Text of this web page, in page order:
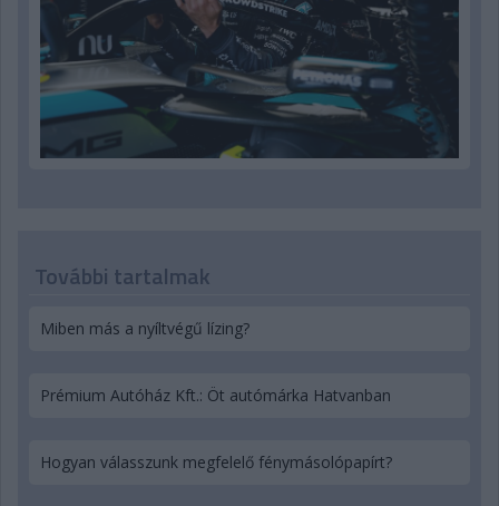
További tartalmak
Miben más a nyíltvégű lízing?
Prémium Autóház Kft.: Öt autómárka Hatvanban
Hogyan válasszunk megfelelő fénymásolópapírt?